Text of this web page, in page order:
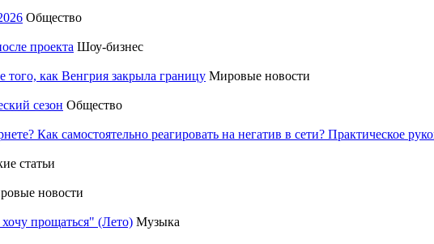
Общество
проекта Шоу-бизнес
как Венгрия закрыла границу Мировые новости
сезон Общество
Как самостоятельно реагировать на негатив в сети? Практическое
статьи
новости
прощаться" (Лето) Музыка